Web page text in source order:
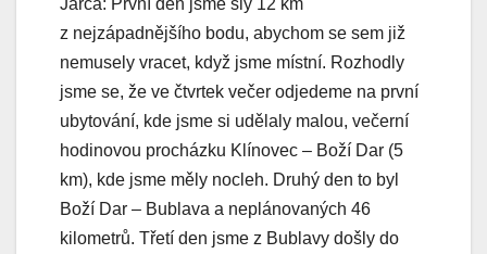
Jarča: První den jsme šly 12 km
z nejzápadnějšího bodu, abychom se sem již
nemusely vracet, když jsme místní. Rozhodly
jsme se, že ve čtvrtek večer odjedeme na první
ubytování, kde jsme si udělaly malou, večerní
hodinovou procházku Klínovec – Boží Dar (5
km), kde jsme měly nocleh. Druhý den to byl
Boží Dar – Bublava a neplánovaných 46
kilometrů. Třetí den jsme z Bublavy došly do